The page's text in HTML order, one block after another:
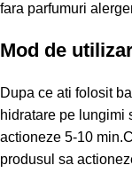
fara parfumuri
Mod de
Dupa ce ati folosit
hidratare pe lungimi
actioneze 5-10
produsul sa